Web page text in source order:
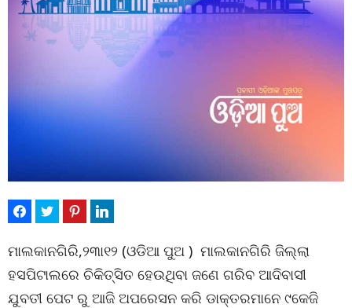
ମାଲକାନଗିରି,୨୩ା୧୨ (ଓଡିଆ ପୁଅ ) ମାଲକାନଗିରି ଜିଲ୍ଲା
ହସପିଟାଲରେ ଚିକିତ୍ସିତ ହେଉଥିବା ଜଣେ ଗରିବ ଆଦିବାସୀ
ଯୁବତୀ ପେଟ ରୁ ଆଜି ଅପରେସନ କରି ଡାକ୍ତରମାନେ ୯କେଜି